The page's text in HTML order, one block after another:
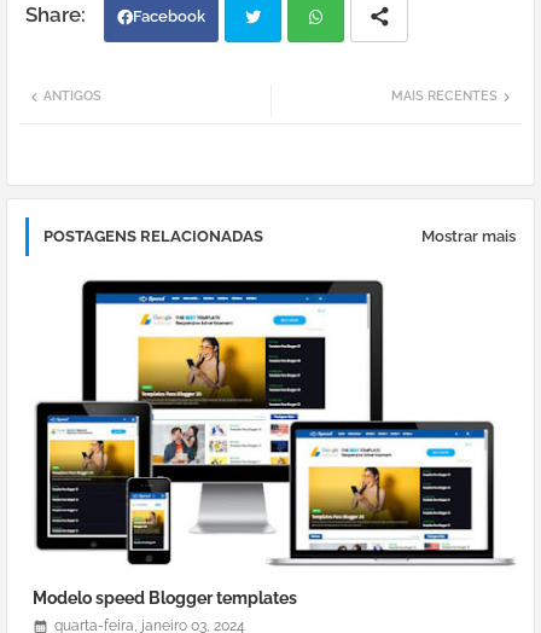
Facebook
pp
MAIS RECENTES
ANTIGOS
POSTAGENS RELACIONADAS Mostrar mais
Modelo speed Blogger templates
quarta-feira, janeiro 03, 2024